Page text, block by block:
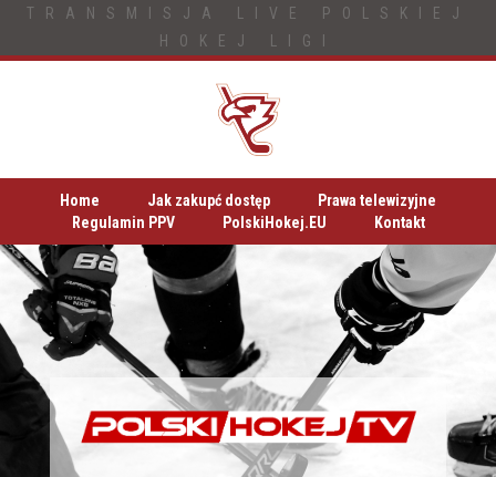
TRANSMISJA LIVE POLSKIEJ
HOKEJ LIGI
Home Jak zakupć dostęp
Prawa telewizyjne
Regulamin PPV
PolskiHokej.EU Kontakt